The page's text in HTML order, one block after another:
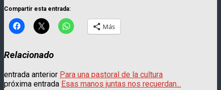
Compartir esta entrada:
Más
Relacionado
entrada anterior Para una pastoral de la cultura
próxima entrada Esas manos juntas nos recuerdan...